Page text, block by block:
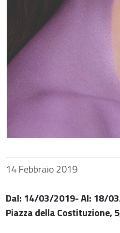
14 Febbraio 2019
Dal: 14/03/2019- Al: 18/
Piazza della Costituzione,